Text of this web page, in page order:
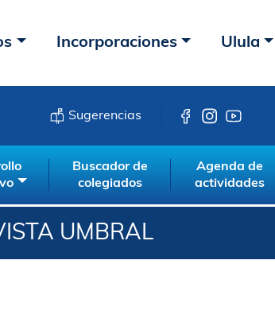
Incorporaciones Ulula
Sugerencias
Buscador de
colegiados
Agenda de
actividades
UMBRAL